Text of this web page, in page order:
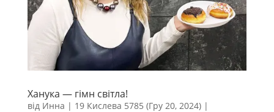
Ханука — гімн світла!
від Инна | 19 Кислева 5785 (Гру 20, 2024)|